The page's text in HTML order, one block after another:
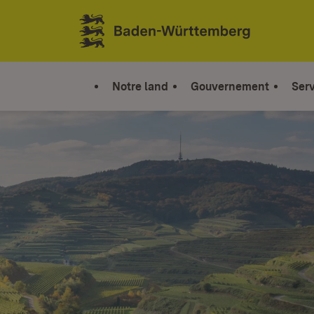
Sauter au contenu
Link zur Startseite
Notre land Gouvernement